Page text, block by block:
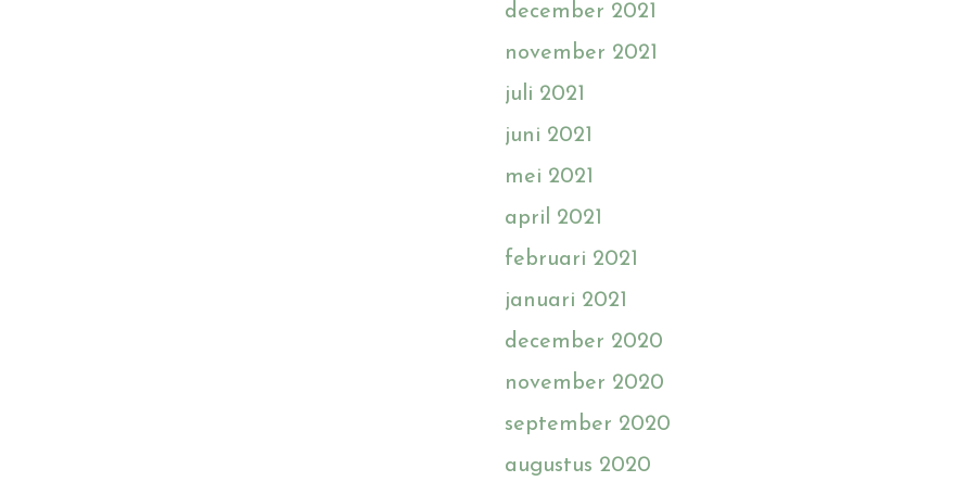
december 2021
november 2021
juli 2021
juni 2021
mei 2021
april 2021
februari 2021
januari 2021
december 2020
november 2020
september 2020
augustus 2020